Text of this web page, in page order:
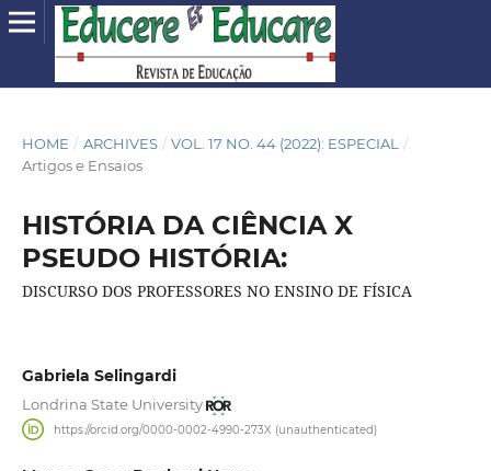
HOME / ARCHIVES / VOL. 17 NO. 44 (2022): ESPECIAL
/
Artigos e Ensaios
HISTÓRIA DA CIÊNCIA X
PSEUDO HISTÓRIA:
DISCURSO DOS PROFESSORES NO ENSINO DE FÍSICA
Gabriela Selingardi
Londrina State University
https://orcid.org/0000-0002-4990-273X (unauthenticated)